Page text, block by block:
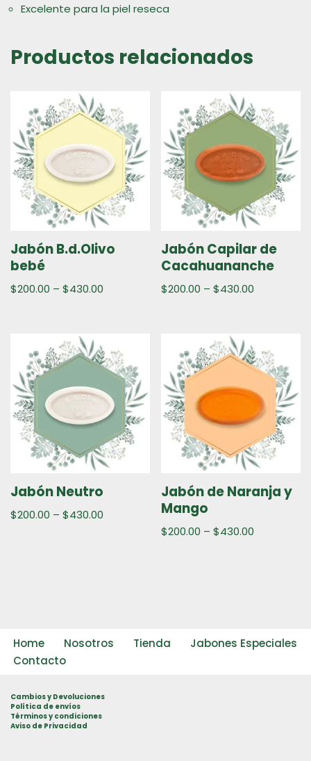
Excelente para la piel reseca
Productos relacionados
Jabón B.d.Olivo
bebé
$200.00 – $430.00
Jabón Capilar de
Cacahuananche
$200.00 –$430.00
Jabón Neutro
$200.00 – $430.00
Jabón de Naranja y
Mango
$200.00 –$430.00
Home Nosotros Tienda
Jabones Especiales
Contacto
Cambios y Devoluciones
Política de envíos
Términos y condiciones
Aviso de Privacidad